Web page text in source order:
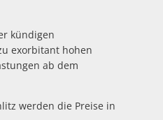
kündigen
exorbitant hohen
ab dem
werden die Preise in